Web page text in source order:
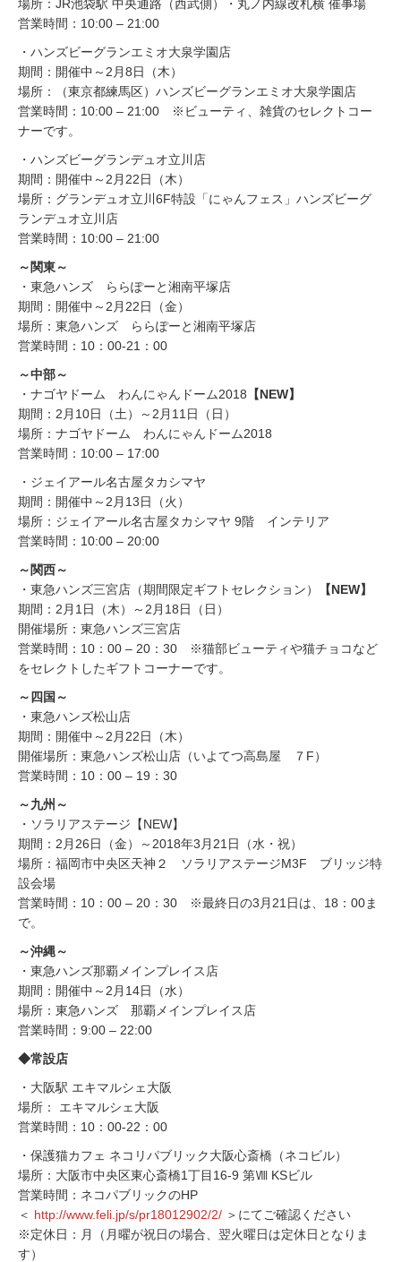
場所：JR池袋駅 中央通路（西武側）・丸ノ内線改札横 催事場
営業時間：10:00 – 21:00
・ハンズビーグランエミオ大泉学園店
期間：開催中～2月8日（木）
場所：（東京都練馬区）ハンズビーグランエミオ大泉学園店
営業時間：10:00 – 21:00 ※ビューティ、雑貨のセレクトコー
ナーです。
・ハンズビーグランデュオ立川店
期間：開催中～2月22日（木）
場所：グランデュオ立川6F特設「にゃんフェス」ハンズビーグ
ランデュオ立川店
営業時間：10:00 – 21:00
～関東～
・東急ハンズ ららぽーと湘南平塚店
期間：開催中～2月22日（金）
場所：東急ハンズ ららぽーと湘南平塚店
営業時間：10：00-21：00
～中部～
・ナゴヤドーム わんにゃんドーム2018 【NEW】
期間：2月10日（土）～2月11日（日）
場所：ナゴヤドーム わんにゃんドーム2018
営業時間：10:00 – 17:00
・ジェイアール名古屋タカシマヤ
期間：開催中～2月13日（火）
場所：ジェイアール名古屋タカシマヤ 9階 インテリア
営業時間：10:00 – 20:00
～関西～
・東急ハンズ三宮店（期間限定ギフトセレクション）
【NEW】
期間：2月1日（木）～2月18日（日）
開催場所：東急ハンズ三宮店
営業時間：10：00 – 20：30 ※猫部ビューティや猫チョコなど
をセレクトしたギフトコーナーです。
～四国～
・東急ハンズ松山店
期間：開催中～2月22日（木）
開催場所：東急ハンズ松山店（いよてつ高島屋 ７F）
営業時間：10：00 – 19：30
～九州～
・ソラリアステージ【NEW】
期間：2月26日（金）～2018年3月21日（水・祝）
場所：福岡市中央区天神２ ソラリアステージM3F ブリッジ特
設会場
営業時間：10：00 – 20：30 ※最終日の3月21日は、18：00ま
で。
～沖縄～
・東急ハンズ那覇メインプレイス店
期間：開催中～2月14日（水）
場所：東急ハンズ 那覇メインプレイス店
営業時間：9:00 – 22:00
◆常設店
・大阪駅 エキマルシェ大阪
場所： エキマルシェ大阪
営業時間：10：00-22：00
・保護猫カフェ ネコリパブリック大阪心斎橋（ネコビル）
場所：大阪市中央区東心斎橋1丁目16-9 第Ⅷ KSビル
営業時間：ネコパブリックのHP
＜ http://www.feli.jp/s/pr18012902/2/ ＞にてご確認ください
※定休日：月（月曜が祝日の場合、翌火曜日は定休日となりま
す）